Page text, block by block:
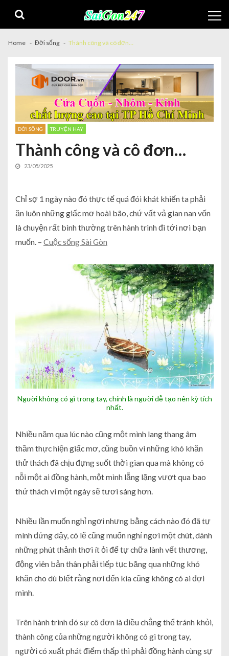
Home Đời sống Thành công và cô đơn…
ĐỜI SỐNG TRUYỆN HAY
Thành công và cô đơn…
23/05/2025
Chỉ sợ 1 ngày nào đó thực tế quá đói khát khiến ta phải
ăn luôn những giấc mơ hoài bão, chứ vất vả gian nan vốn
là chuyện rất bình thường trên hành trình đi tới nơi bạn
muốn. – Cuộc sống Sài Gòn
Người không có gì trong tay, chính là người dễ tạo nên kỳ tích
nhất.
Nhiều năm qua lúc nào cũng một mình lang thang âm
thầm thực hiện giấc mơ, cũng buồn vì những khó khăn
thử thách đã chịu đựng suốt thời gian qua mà không có
nỗi một ai đồng hành, một mình lẵng lặng vượt qua bao
thử thách vì một ngày sẽ tươi sáng hơn.
Nhiều lần muốn nghỉ ngơi nhưng bằng cách nào đó đã tự
mình đứng dậy, có lẽ cũng muốn nghỉ ngơi một chút, dành
những phút thảnh thơi ít ỏi để tự chữa lành vết thương,
động viên bản thân phải tiếp tục băng qua những khó
khăn cho dù biết rằng nơi đến kia cũng không có ai đợi
mình.
Trên hành trình đó sự cô đơn là điều chẳng thể tránh khỏi,
thành công của những người không có gì trong tay,
người có xuất phát điểm thấp thì phải đồng hành cùng sự